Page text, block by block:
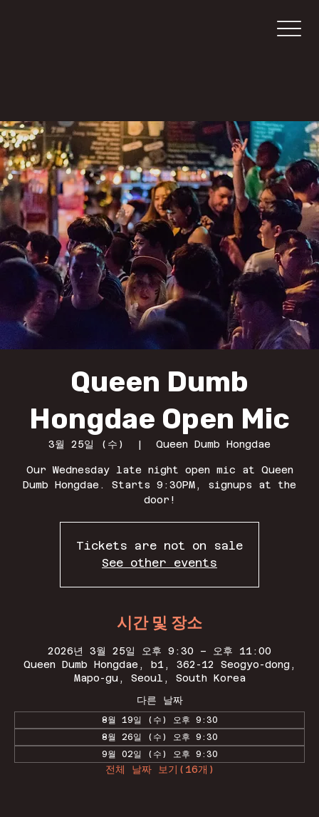
Queen Dumb
Hongdae Open Mic
3월 25일 (수)
  |
Queen Dumb Hongdae
Our Wednesday late night open mic at Queen
Dumb Hongdae. Starts 9:30PM, signups at the
door!
Tickets are not on sale
See other events
시간 및 장소
2026년 3월 25일 오후 9:30 – 오후 11:00
Queen Dumb Hongdae, b1, 362-12 Seogyo-dong,
Mapo-gu, Seoul, South Korea
다른 날짜
8월 19일 (수) 오후 9:30
8월 26일 (수) 오후 9:30
9월 02일 (수) 오후 9:30
전체 날짜 보기(16개)